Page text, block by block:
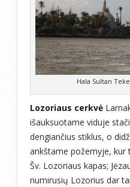
Hala Sultan
Lozoriaus cerkvė
išauksuotame viduje
dengiančius stiklus, o
ankštame požemyje, kur
Šv. Lozoriaus kapas;
numirusių Lozorius dar